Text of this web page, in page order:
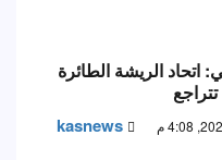
اتحاد الريشة الطائرة
kasnews